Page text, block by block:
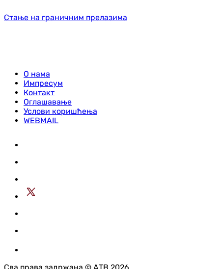
Стање на граничним прелазима
О нама
Импресум
Контакт
Оглашавање
Услови коришћења
WEBMAIL